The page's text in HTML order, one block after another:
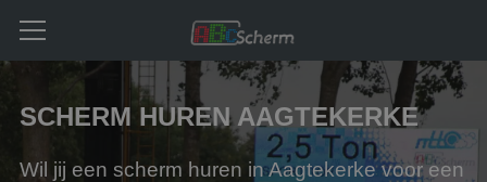
SCHERM HUREN AAGTEKERKE
Wil jij een scherm huren in Aagtekerke voor een